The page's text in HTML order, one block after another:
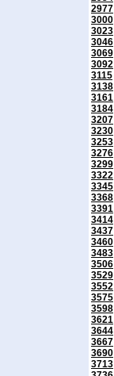
2977
3000
3023
3046
3069
3092
3115
3138
3161
3184
3207
3230
3253
3276
3299
3322
3345
3368
3391
3414
3437
3460
3483
3506
3529
3552
3575
3598
3621
3644
3667
3690
3713